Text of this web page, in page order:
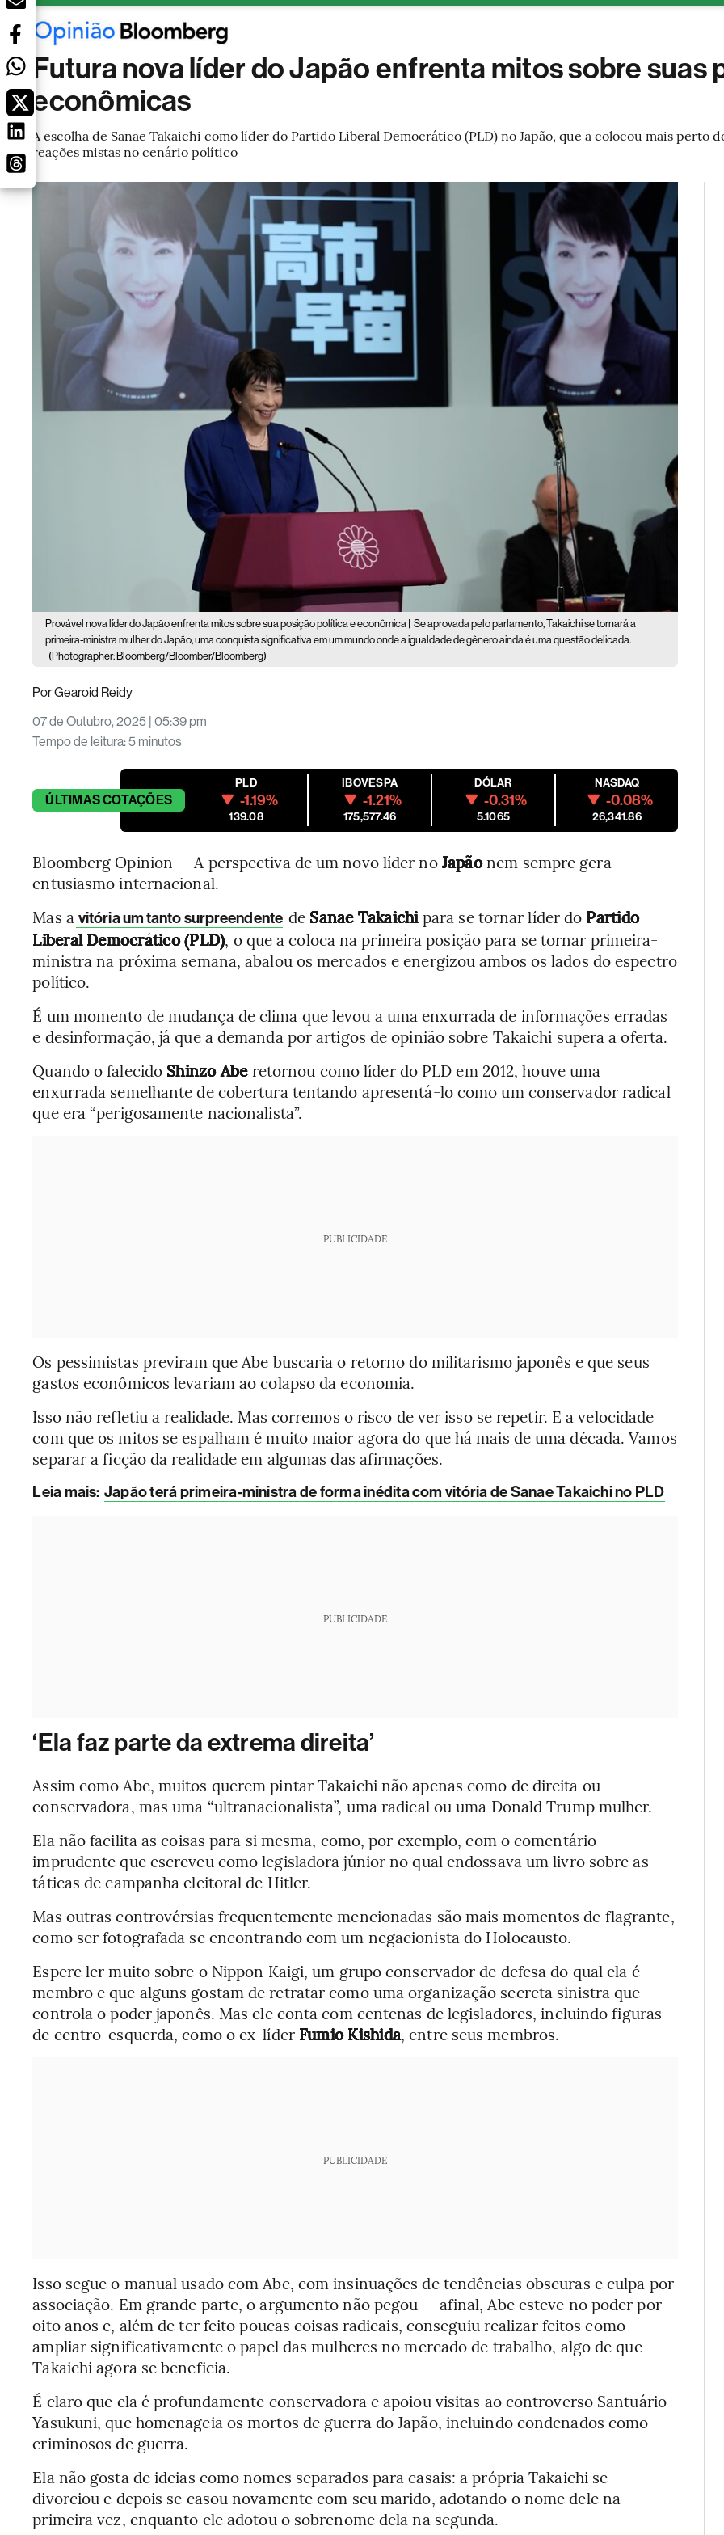
Futura nova líder do Japão enfrenta mitos sobre
econômicas
A escolha de Sanae Takaichi como líder do Partido Liberal Democrático (PLD) no Japão, que a colocou mais
reações mistas no cenário político
Provável nova líder do Japão enfrenta mitos sobre sua posição política e econômica | Se aprovada pelo parlamento, Takaichi se tornará a
primeira-ministra mulher do Japão, uma conquista significativa em um mundo onde a igualdade de gênero ainda é uma questão delicada.
(Photographer: Bloomberg/Bloomber/Bloomberg)
PorGearoid Reidy
07 de Outubro, 2025 | 05:39 pm
Tempo de leitura:5 minutos
ÚLTIMASCOTAÇÕES
PLD
-1.19%
139.08
IBOVESPA
-1.21%
175,577.46
DÓLAR
-0.31%
5.1065
NASDAQ
-0.08%
26,341.86
Bloomberg Opinion — A perspectiva de um novo líder noJapãonem sempre gera
entusiasmo internacional.
Mas a vitória um tanto surpreendente de Sanae Takaichipara se tornar líder do Partido
Liberal Democrático (PLD), o que a coloca na primeira posição para se tornar primeira-
ministra na próxima semana, abalou os mercados e energizou ambos os lados do espectro
político.
É um momento de mudança de clima que levou a uma enxurrada de informações erradas
e desinformação, já que a demanda por artigos de opinião sobre Takaichi supera a oferta.
Quando o falecido Shinzo Aberetornou como líder do PLD em 2012, houve uma
enxurrada semelhante de cobertura tentando apresentá-lo como um conservador radical
que era “perigosamente nacionalista”.
PUBLICIDADE
Os pessimistas previram que Abe buscaria o retorno do militarismo japonês e que seus
gastos econômicos levariam ao colapso da economia.
Isso não refletiu a realidade. Mas corremos o risco de ver isso se repetir. E a velocidade
com que os mitos se espalham é muito maior agora do que há mais de uma década. Vamos
separar a ficção da realidade em algumas das afirmações.
Leia mais: Japão terá primeira-ministra de forma inédita com vitória de Sanae Takaichi no PLD
PUBLICIDADE
‘Ela faz parte da extrema direita’
Assim como Abe, muitos querem pintar Takaichi não apenas como de direita ou
conservadora, mas uma “ultranacionalista”, uma radical ou uma Donald Trump mulher.
Ela não facilita as coisas para si mesma, como, por exemplo, com o comentário
imprudente que escreveu como legisladora júnior no qual endossava um livro sobre as
táticas de campanha eleitoral de Hitler.
Mas outras controvérsias frequentemente mencionadas são mais momentos de flagrante,
como ser fotografada se encontrando com um negacionista do Holocausto.
Espere ler muito sobre o Nippon Kaigi, um grupo conservador de defesa do qual ela é
membro e que alguns gostam de retratar como uma organização secreta sinistra que
controla o poder japonês. Mas ele conta com centenas de legisladores, incluindo figuras
de centro-esquerda, como o ex-líder Fumio Kishida, entre seus membros.
PUBLICIDADE
Isso segue o manual usado com Abe, com insinuações de tendências obscuras e culpa por
associação. Em grande parte, o argumento não pegou — afinal, Abe esteve no poder por
oito anos e, além de ter feito poucas coisas radicais, conseguiu realizar feitos como
ampliar significativamente o papel das mulheres no mercado de trabalho, algo de que
Takaichi agora se beneficia.
É claro que ela é profundamente conservadora e apoiou visitas ao controverso Santuário
Yasukuni, que homenageia os mortos de guerra do Japão, incluindo condenados como
criminosos de guerra.
Ela não gosta de ideias como nomes separados para casais: a própria Takaichi se
divorciou e depois se casou novamente com seu marido, adotando o nome dele na
primeira vez, enquanto ele adotou o sobrenome dela na segunda.